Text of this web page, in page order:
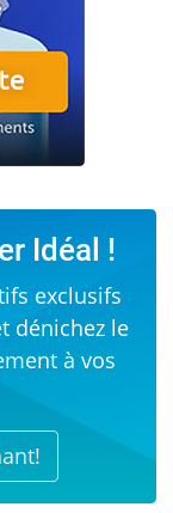
Idéal !
exclusifs
dénichez le
à vos